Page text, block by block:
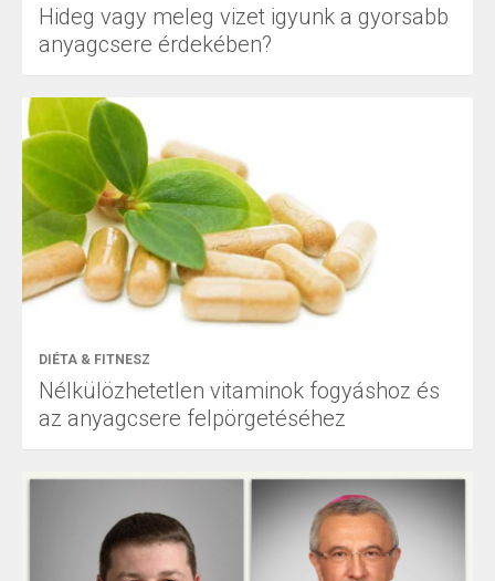
Hideg vagy meleg vizet igyunk a gyorsabb
anyagcsere érdekében?
DIÉTA & FITNESZ
Nélkülözhetetlen vitaminok fogyáshoz és
az anyagcsere felpörgetéséhez